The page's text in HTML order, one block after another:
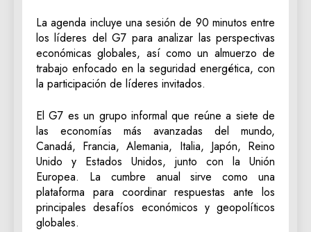
La agenda incluye una sesión de 90 minutos entre
los líderes del G7 para analizar las perspectivas
económicas globales, así como un almuerzo de
trabajo enfocado en la seguridad energética, con
la participación de líderes invitados.
El G7 es un grupo informal que reúne a siete de
las economías más avanzadas del mundo,
Canadá, Francia, Alemania, Italia, Japón, Reino
Unido y Estados Unidos, junto con la Unión
Europea. La cumbre anual sirve como una
plataforma para coordinar respuestas ante los
principales desafíos económicos y geopolíticos
globales.